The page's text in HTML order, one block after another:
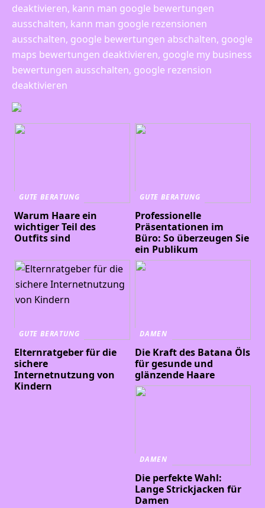
deaktivieren, kann man google bewertungen
ausschalten, kann man google rezensionen
ausschalten, google bewertungen abschalten, google
maps bewertungen deaktivieren, google my business
bewertungen ausschalten, google rezension
deaktivieren
GUTE BERATUNG
Warum Haare ein
wichtiger Teil des
Outfits sind
GUTE BERATUNG
Professionelle
Präsentationen im
Büro: So überzeugen Sie
ein Publikum
GUTE BERATUNG
Elternratgeber für die
sichere
Internetnutzung von
Kindern
DAMEN
Die Kraft des Batana Öls
für gesunde und
glänzende Haare
DAMEN
Die perfekte Wahl:
Lange Strickjacken für
Damen